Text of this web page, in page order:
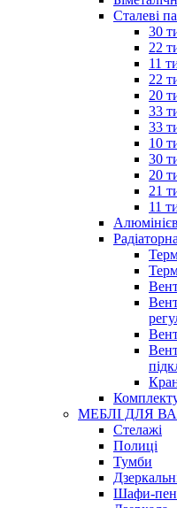
Сталеві
30
22
11
22
20
33
33
10
30
20
21
11
МЕБЛІ ДЛЯ
Стелажі
Полиці
Тумби
Шафи-